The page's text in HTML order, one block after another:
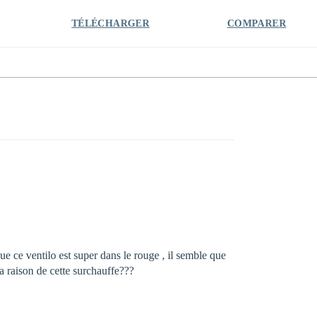
TÉLÉCHARGER COMPARER
ce ventilo est super dans le rouge , il semble que
de cette surchauffe???